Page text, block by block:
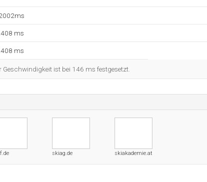
ms
ms
ist bei 146 ms festgesetzt.
skiag.de skiakademie.at